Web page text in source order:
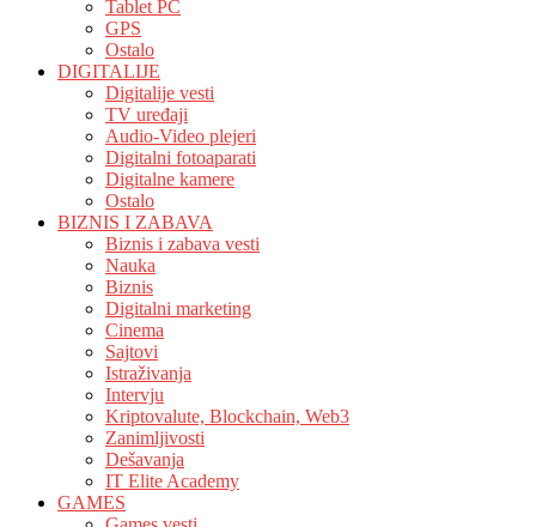
Tablet PC
GPS
Ostalo
DIGITALIJE
Digitalije vesti
TV uređaji
Audio-Video plejeri
Digitalni fotoaparati
Digitalne kamere
Ostalo
BIZNIS I ZABAVA
Biznis i zabava vesti
Nauka
Biznis
Digitalni marketing
Cinema
Sajtovi
Istraživanja
Intervju
Kriptovalute, Blockchain, Web3
Zanimljivosti
Dešavanja
IT Elite Academy
GAMES